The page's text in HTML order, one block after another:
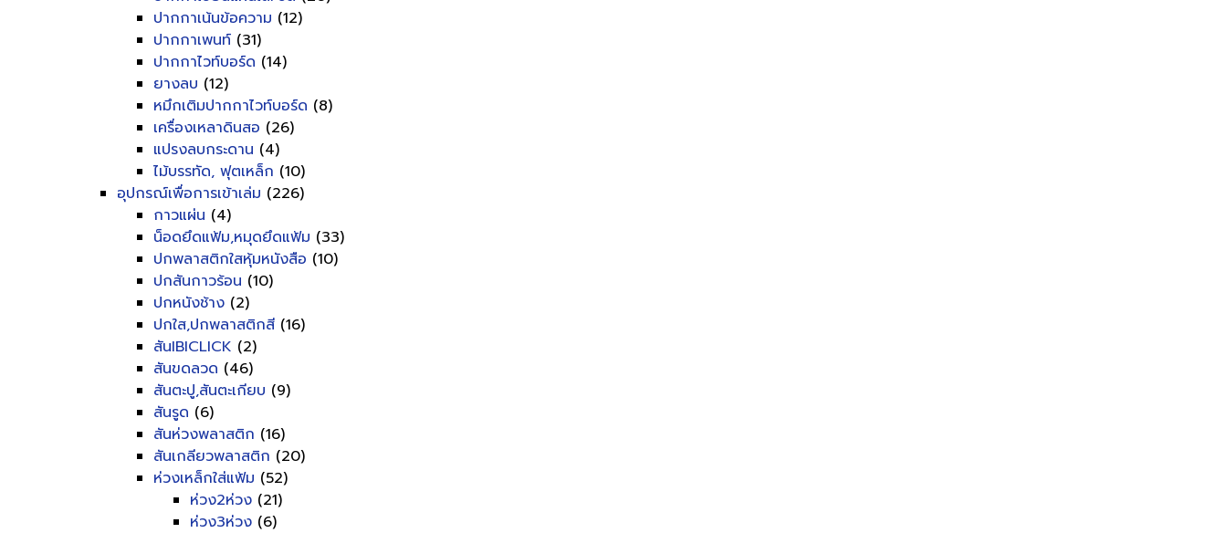
ปากกาเน้นข้อความ (12)
ปากกาเพนท์ (31)
ปากกาไวท์บอร์ด (14)
ยางลบ (12)
หมึกเติมปากกาไวท์บอร์ด (8)
เครื่องเหลาดินสอ (26)
แปรงลบกระดาน (4)
ไม้บรรทัด, ฟุตเหล็ก (10)
อุปกรณ์เพื่อการเข้าเล่ม (226)
กาวแผ่น (4)
น็อดยึดแฟ้ม,หมุดยึดแฟ้ม (33)
ปกพลาสติกใสหุ้มหนังสือ (10)
ปกสันกาวร้อน (10)
ปกหนังช้าง (2)
ปกใส,ปกพลาสติกสี (16)
สันIBICLICK (2)
สันขดลวด (46)
สันตะปู,สันตะเกียบ (9)
สันรูด (6)
สันห่วงพลาสติก (16)
สันเกลียวพลาสติก (20)
ห่วงเหล็กใส่แฟ้ม (52)
ห่วง2ห่วง (21)
ห่วง3ห่วง (6)